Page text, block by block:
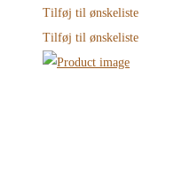
Tilføj til ønskeliste
Tilføj til ønskeliste